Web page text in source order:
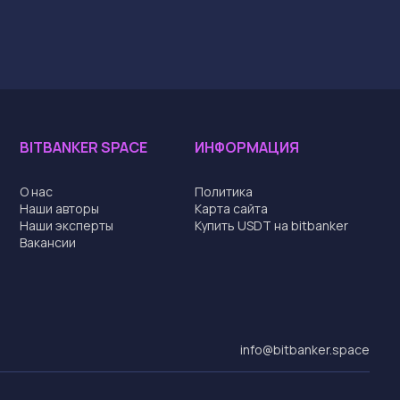
BITBANKER SPACE
О нас
Наши авторы
Наши эксперты
Вакансии
ИНФОРМАЦИЯ
Политика
Карта сайта
Купить USDT на bitbanker
info@bitbanker.space